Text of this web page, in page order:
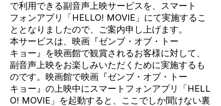
で利用できる副音声上映サービスを、スマート
フォンアプリ「HELLO! MOVIE」にて実施するこ
ととなりましたので、ご案内申し上げます。
本サービスは、映画『ゼンブ・オブ・トー
キョー』を映画館で観賞されるお客様に対して、
副音声上映をお楽しみいただくために実施するも
のです。映画館で映画『ゼンブ・オブ・トー
キョー』の上映中にスマートフォンアプリ「HELL
O! MOVIE」を起動すると、 ここでしか聞けない裏